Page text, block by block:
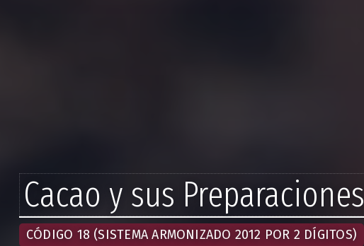
Cacao y sus Preparaciones
CÓDIGO 18 (SISTEMA ARMONIZADO 2012 POR 2 DÍGITOS)